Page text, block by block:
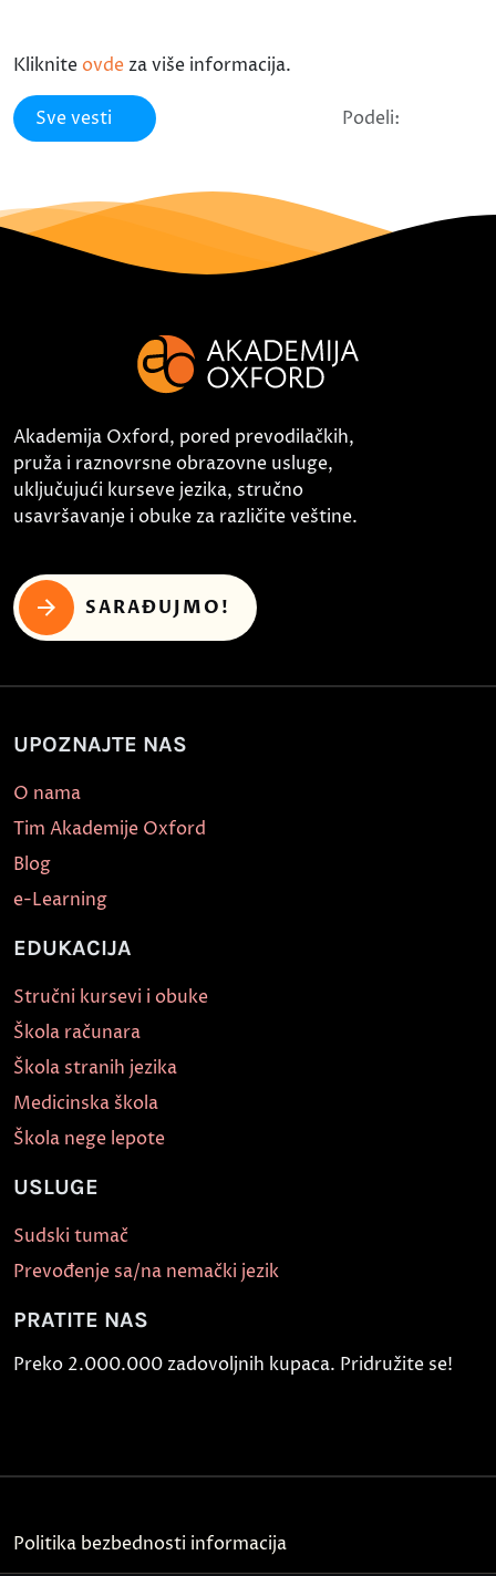
Kliknite ovde za više informacija.
Sve vesti Podeli:
Akademija Oxford, pored prevodilačkih,
pruža i raznovrsne obrazovne usluge,
uključujući kurseve jezika, stručno
usavršavanje i obuke za različite veštine.
SARAĐUJMO!
UPOZNAJTE NAS
O nama
Tim Akademije Oxford
Blog
e-Learning
EDUKACIJA
Stručni kursevi i obuke
Škola računara
Škola stranih jezika
Medicinska škola
Škola nege lepote
USLUGE
Sudski tumač
Prevođenje sa/na nemački jezik
PRATITE NAS
Preko 2.000.000 zadovoljnih kupaca. Pridružite se!
Politika bezbednosti informacija